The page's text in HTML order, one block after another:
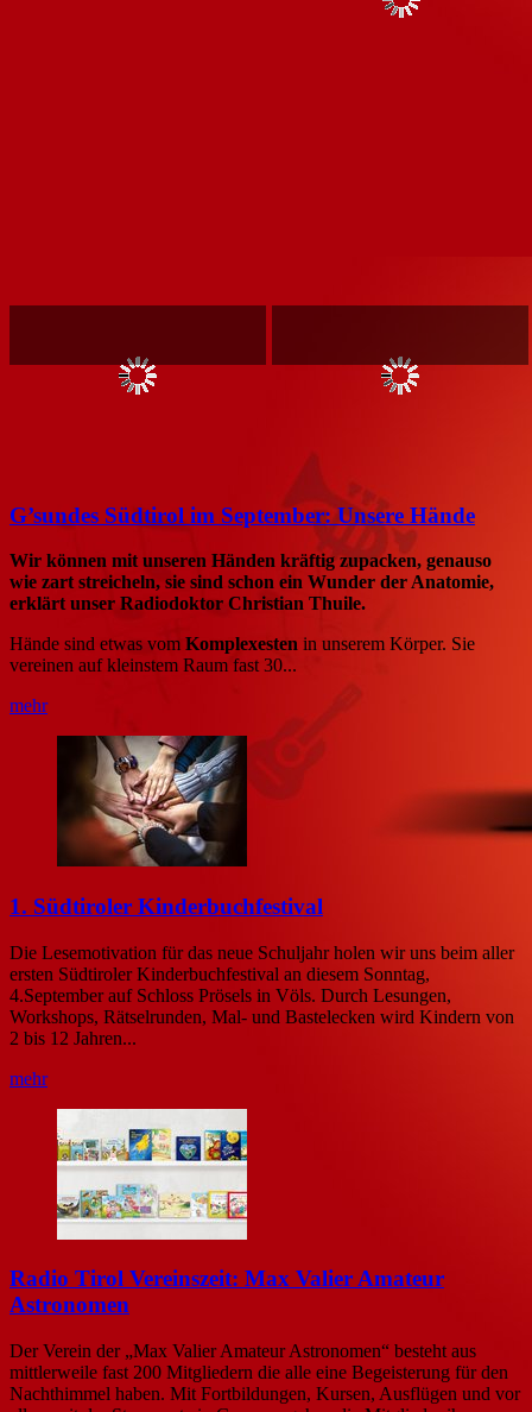
G’sundes Südtirol im September: Unsere Hände
Wir können mit unseren Händen kräftig zupacken, genauso
wie zart streicheln, sie sind schon ein Wunder der Anatomie,
erklärt unser Radiodoktor Christian Thuile.
Hände sind etwas vom Komplexesten in unserem Körper. Sie
vereinen auf kleinstem Raum fast 30...
mehr
1. Südtiroler Kinderbuchfestival
Die Lesemotivation für das neue Schuljahr holen wir uns beim aller
ersten Südtiroler Kinderbuchfestival an diesem Sonntag,
4.September auf Schloss Prösels in Völs. Durch Lesungen,
Workshops, Rätselrunden, Mal- und Bastelecken wird Kindern von
2 bis 12 Jahren...
mehr
Radio Tirol Vereinszeit: Max Valier Amateur
Astronomen
Der Verein der „Max Valier Amateur Astronomen“ besteht aus
mittlerweile fast 200 Mitgliedern die alle eine Begeisterung für den
Nachthimmel haben. Mit Fortbildungen, Kursen, Ausflügen und vor